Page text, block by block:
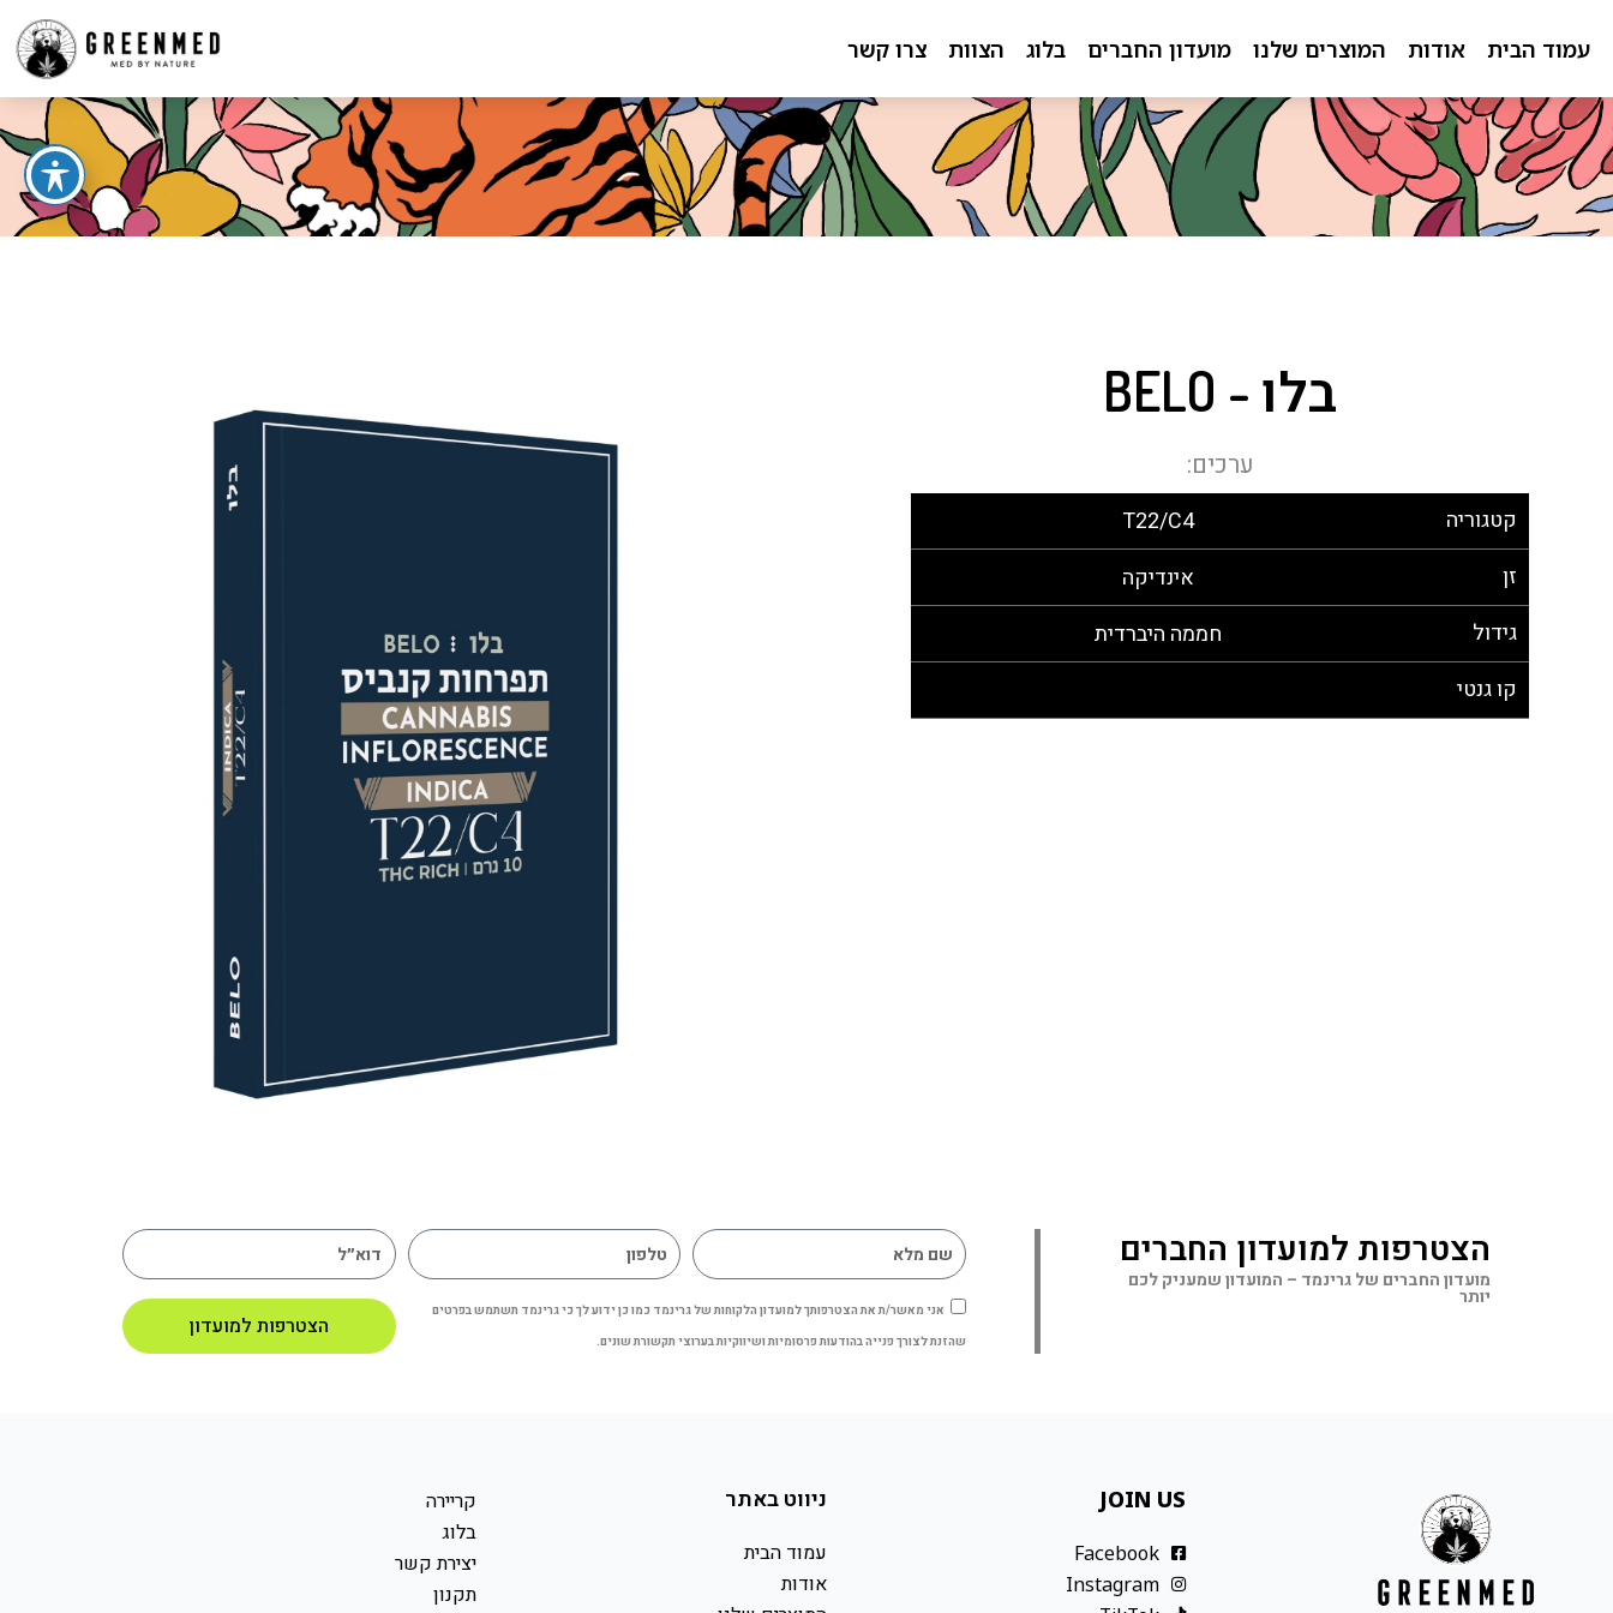
לתוכןעמוד הבית אודות המוצרים שלנו מועדון החברים בלוג הצוות צרו קשר
בלו - BELO
ערכים:
קטגוריה
T22/C4
זן
אינדיקה
גידול
חממה היברדית
קו גנטי
הצטרפות למועדון החברים
מועדון החברים של גרינמד – המועדון שמעניק לכם
יותר
אני מאשר/ת את הצטרפותך למועדון הלקוחות של גרינמד כמו כן ידוע לך כי גרינמד תשתמש בפרטים
שהזנת לצורך פנייה בהודעות פרסומיות ושיווקיות בערוצי תקשורת שונים.
הצטרפות למועדון
JOIN US
Facebook
Instagram
ניווט באתר
עמוד הבית
אודות
קריירה
בלוג
יצירת קשר
תקנון